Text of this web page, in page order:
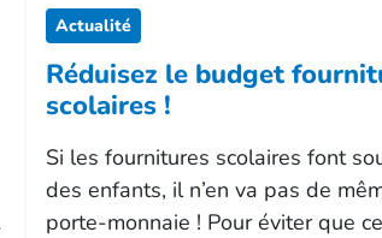
Actualité
Réduisez le budget
scolaires !
Si les fournitures scolaires font
des enfants, il n’en va pas de
porte-monnaie ! Pour éviter que